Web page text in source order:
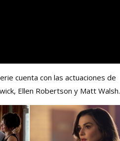
cuenta con las actuaciones de
Ellen Robertson y Matt Walsh.